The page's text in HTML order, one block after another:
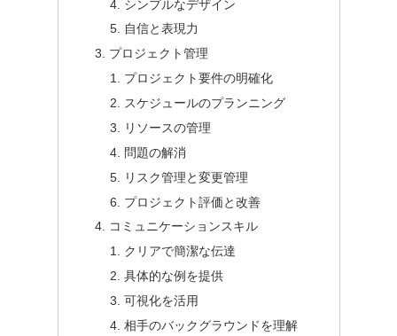
シンプルなデザイン
自信と表現力
プロジェクト管理
プロジェクト要件の明確化
スケジュールのプランニング
リソースの管理
問題の解消
リスク管理と変更管理
プロジェクト評価と改善
コミュニケーションスキル
クリアで簡潔な伝達
具体的な例を提供
可視化を活用
相手のバックグラウンドを理解